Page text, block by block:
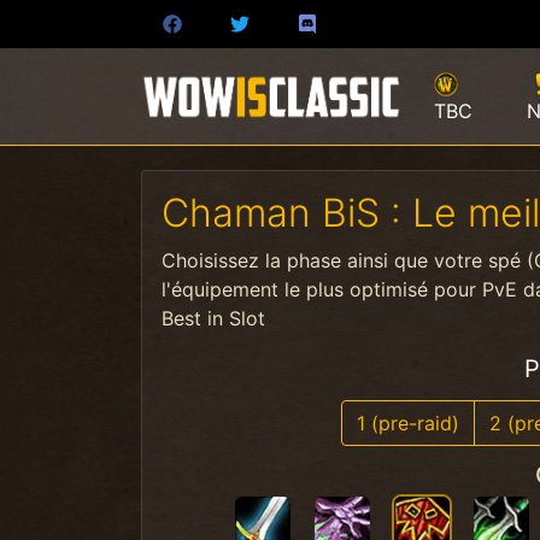
TBC
Chaman BiS : Le
Choisissez la phase ainsi que votre spé
l'équipement le plus optimisé pour PvE
Best in Slot
1 (pre-raid) 2